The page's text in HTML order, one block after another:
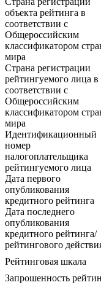
объекта рейтинга в
соответствии с
Общероссийским
классификатором
мира
Страна регистрации
рейтингуемого лица в
соответствии с
Общероссийским
классификатором
мира
Идентификационный
номер
налогоплательщика
рейтингуемого лица
Дата первого
опубликования
кредитного рейтинга
Дата последнего
опубликования
кредитного рейтинга/
рейтингового
Рейтинговая шкала
Запрошенность